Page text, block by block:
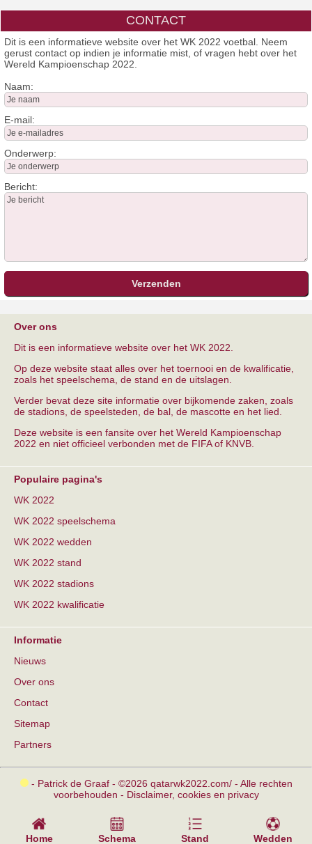
CONTACT
Dit is een informatieve website over het WK 2022 voetbal. Neem
gerust contact op indien je informatie mist, of vragen hebt over het
Wereld Kampioenschap 2022.
Naam:
E-mail:
Onderwerp:
Bericht:
Over ons
Dit is een informatieve website over het WK 2022.
Op deze website staat alles over het toernooi en de kwalificatie,
zoals het speelschema, de stand en de uitslagen.
Verder bevat deze site informatie over bijkomende zaken, zoals
de stadions, de speelsteden, de bal, de mascotte en het lied.
Deze website is een fansite over het Wereld Kampioenschap
2022 en niet officieel verbonden met de FIFA of KNVB.
Populaire pagina's
WK 2022
WK 2022 speelschema
WK 2022 wedden
WK 2022 stand
WK 2022 stadions
WK 2022 kwalificatie
Informatie
Nieuws
Over ons
Contact
Sitemap
Partners
- Patrick de Graaf - ©2026 qatarwk2022.com/ - Alle rechten
voorbehouden - Disclaimer, cookies en privacy
Home Schema Stand Wedden